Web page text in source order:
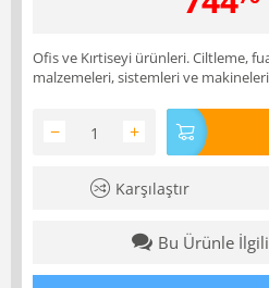
Ofis ve Kırtiseyi ürünleri. Ciltleme,
malzemeleri, sistemleri ve
+
−
Karşılaştır
Bu Ürünle